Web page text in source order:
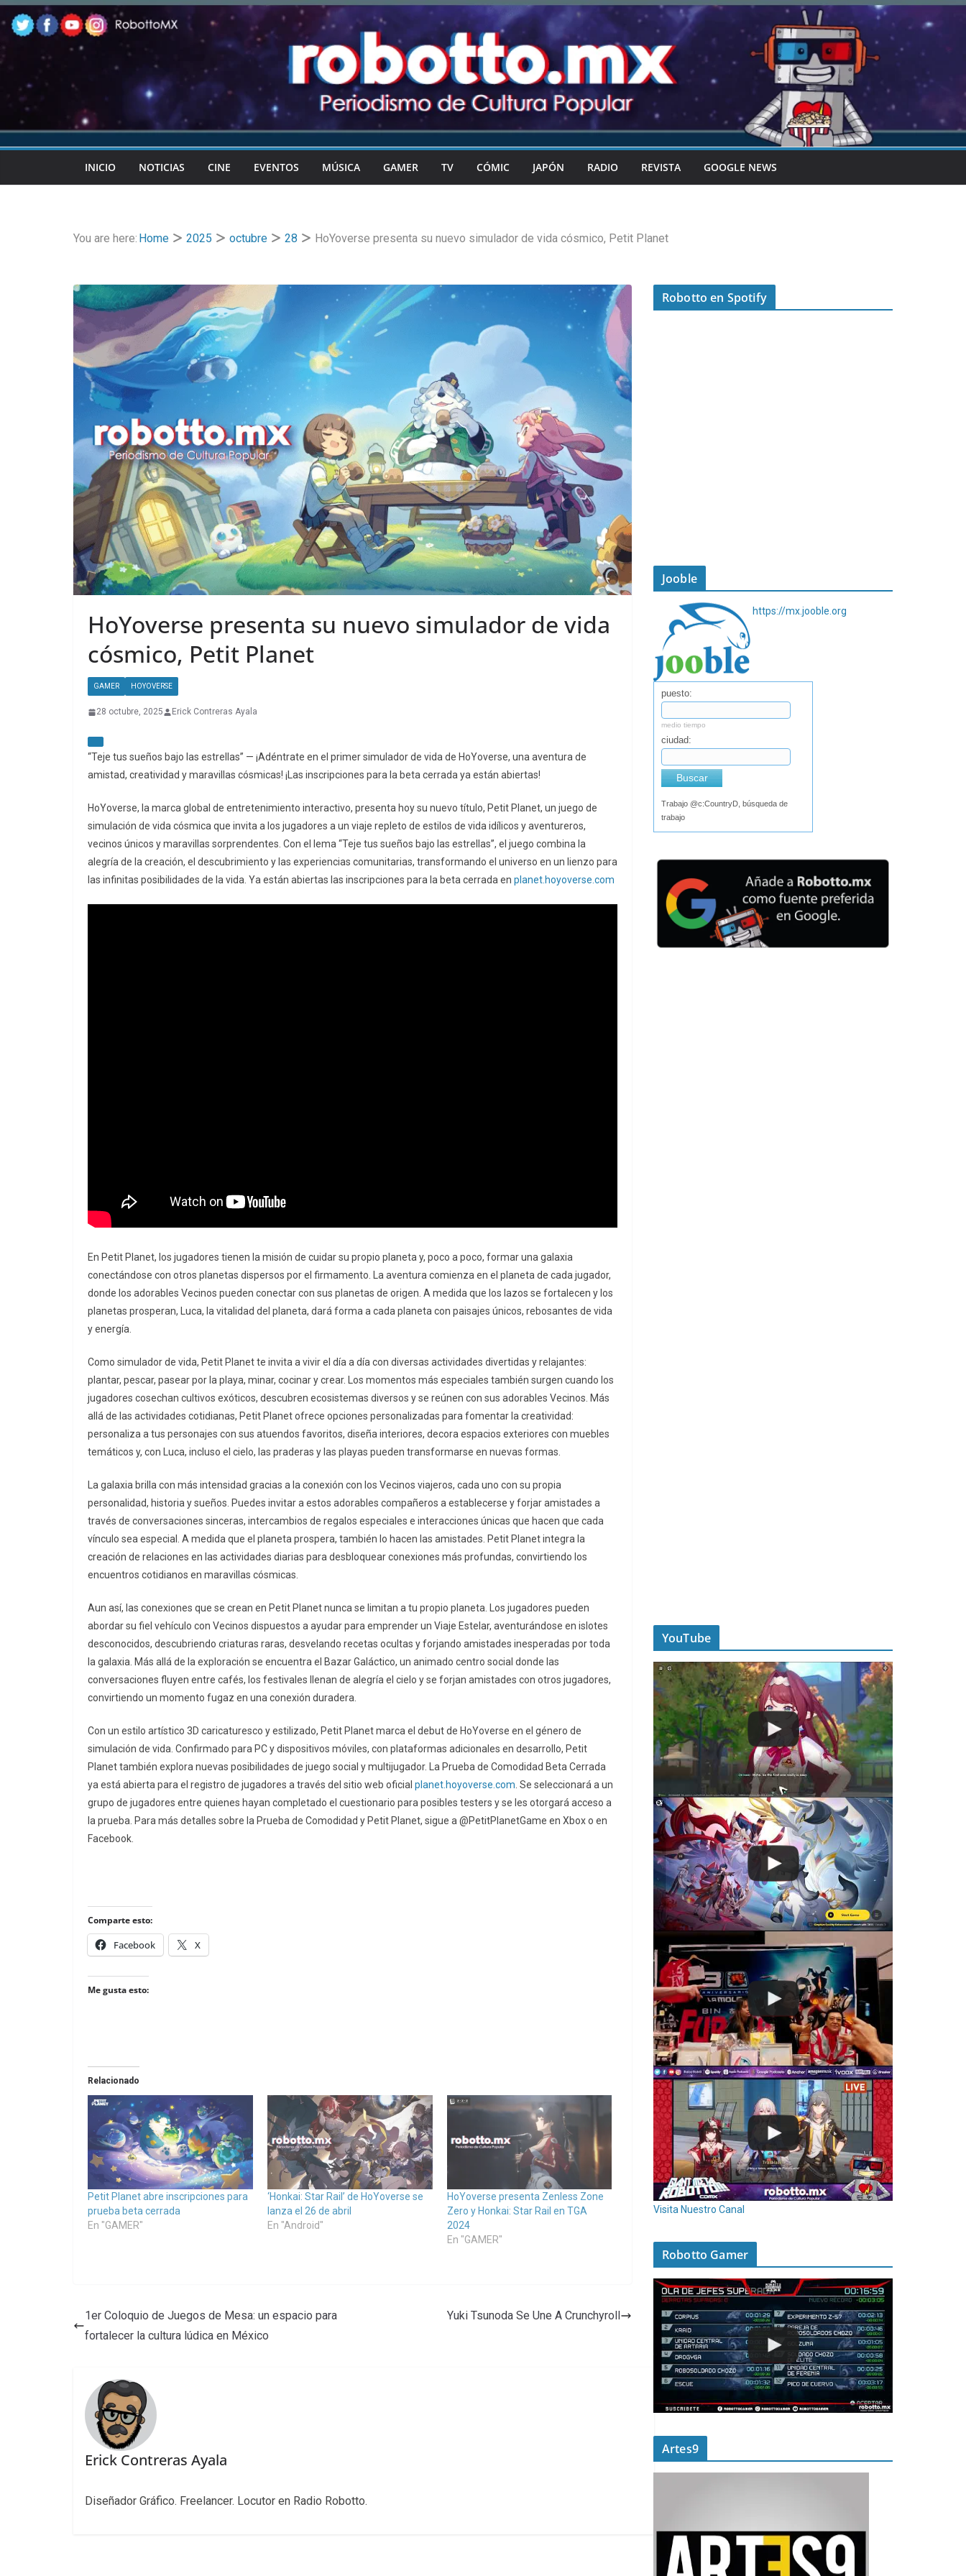
Skip
to
content
INICIO NOTICIAS CINE EVENTOS MÚSICA GAMER TV CÓMIC JAPÓN RADIO REVISTA GOOGLE NEWS
You are here: Home 2025 octubre 28 HoYoverse presenta su nuevo simulador de vida cósmico, Petit Planet
HoYoverse presenta su nuevo simulador de vida
cósmico, Petit Planet
GAMER HOYOVERSE
28 octubre, 2025 Erick Contreras Ayala
“Teje tus sueños bajo las estrellas” — ¡Adéntrate en el primer simulador de vida de HoYoverse, una aventura de
amistad, creatividad y maravillas cósmicas! ¡Las inscripciones para la beta cerrada ya están abiertas!
HoYoverse, la marca global de entretenimiento interactivo, presenta hoy su nuevo título, Petit Planet, un juego de
simulación de vida cósmica que invita a los jugadores a un viaje repleto de estilos de vida idílicos y aventureros,
vecinos únicos y maravillas sorprendentes. Con el lema “Teje tus sueños bajo las estrellas”, el juego combina la
alegría de la creación, el descubrimiento y las experiencias comunitarias, transformando el universo en un lienzo para
las infinitas posibilidades de la vida. Ya están abiertas las inscripciones para la beta cerrada en planet.hoyoverse.com
En Petit Planet, los jugadores tienen la misión de cuidar su propio planeta y, poco a poco, formar una galaxia
conectándose con otros planetas dispersos por el firmamento. La aventura comienza en el planeta de cada jugador,
donde los adorables Vecinos pueden conectar con sus planetas de origen. A medida que los lazos se fortalecen y los
planetas prosperan, Luca, la vitalidad del planeta, dará forma a cada planeta con paisajes únicos, rebosantes de vida
y energía.
Como simulador de vida, Petit Planet te invita a vivir el día a día con diversas actividades divertidas y relajantes:
plantar, pescar, pasear por la playa, minar, cocinar y crear. Los momentos más especiales también surgen cuando los
jugadores cosechan cultivos exóticos, descubren ecosistemas diversos y se reúnen con sus adorables Vecinos. Más
allá de las actividades cotidianas, Petit Planet ofrece opciones personalizadas para fomentar la creatividad:
personaliza a tus personajes con sus atuendos favoritos, diseña interiores, decora espacios exteriores con muebles
temáticos y, con Luca, incluso el cielo, las praderas y las playas pueden transformarse en nuevas formas.
La galaxia brilla con más intensidad gracias a la conexión con los Vecinos viajeros, cada uno con su propia
personalidad, historia y sueños. Puedes invitar a estos adorables compañeros a establecerse y forjar amistades a
través de conversaciones sinceras, intercambios de regalos especiales e interacciones únicas que hacen que cada
vínculo sea especial. A medida que el planeta prospera, también lo hacen las amistades. Petit Planet integra la
creación de relaciones en las actividades diarias para desbloquear conexiones más profundas, convirtiendo los
encuentros cotidianos en maravillas cósmicas.
Aun así, las conexiones que se crean en Petit Planet nunca se limitan a tu propio planeta. Los jugadores pueden
abordar su fiel vehículo con Vecinos dispuestos a ayudar para emprender un Viaje Estelar, aventurándose en islotes
desconocidos, descubriendo criaturas raras, desvelando recetas ocultas y forjando amistades inesperadas por toda
la galaxia. Más allá de la exploración se encuentra el Bazar Galáctico, un animado centro social donde las
conversaciones fluyen entre cafés, los festivales llenan de alegría el cielo y se forjan amistades con otros jugadores,
convirtiendo un momento fugaz en una conexión duradera.
Con un estilo artístico 3D caricaturesco y estilizado, Petit Planet marca el debut de HoYoverse en el género de
simulación de vida. Confirmado para PC y dispositivos móviles, con plataformas adicionales en desarrollo, Petit
Planet también explora nuevas posibilidades de juego social y multijugador. La Prueba de Comodidad Beta Cerrada
ya está abierta para el registro de jugadores a través del sitio web oficial planet.hoyoverse.com . Se seleccionará a un
grupo de jugadores entre quienes hayan completado el cuestionario para posibles testers y se les otorgará acceso a
la prueba. Para más detalles sobre la Prueba de Comodidad y Petit Planet, sigue a @PetitPlanetGame en Xbox o en
Facebook.
Comparte esto:
Facebook X
Me gusta esto:
Relacionado
Petit Planet abre inscripciones para
prueba beta cerrada
En "GAMER"
‘Honkai: Star Rail’ de HoYoverse se
lanza el 26 de abril
En "Android"
HoYoverse presenta Zenless Zone
Zero y Honkai: Star Rail en TGA
2024
En "GAMER"
1er Coloquio de Juegos de Mesa: un espacio para
fortalecer la cultura lúdica en México
Yuki Tsunoda Se Une A Crunchyroll
Erick Contreras Ayala
Diseñador Gráfico. Freelancer. Locutor en Radio Robotto.
Robotto en Spotify
Jooble
https://mx.jooble.org
puesto:
medio tiempo
ciudad:
Buscar
Trabajo @c:CountryD, búsqueda de
trabajo
YouTube
Visita Nuestro Canal
Robotto Gamer
Artes9